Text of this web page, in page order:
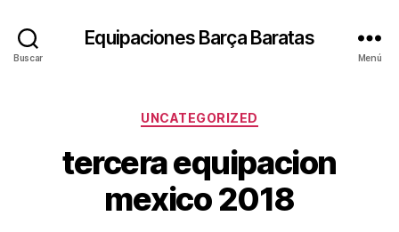
Buscar
Equipaciones Barça Baratas
Menú
Categorías
UNCATEGORIZED
tercera equipacion
mexico 2018